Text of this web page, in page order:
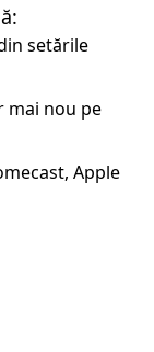
setările
mai nou pe
Apple